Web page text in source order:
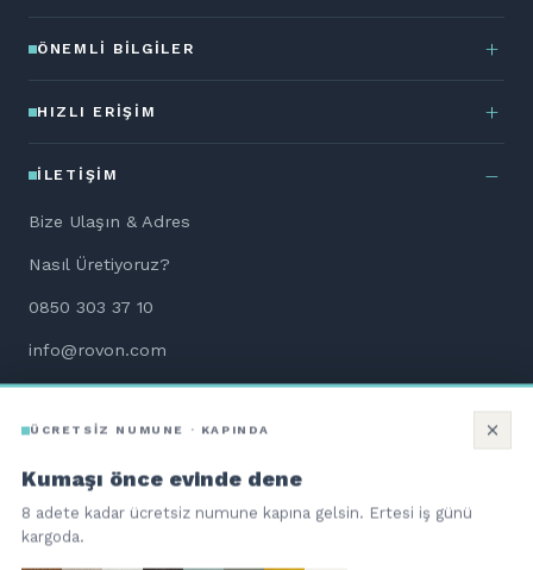
ÜCRETSİZ NUMUNE · KAPINDA
Kumaşı önce evinde dene
8 adete kadar ücretsiz numune kapına gelsin. Ertesi iş günü
kargoda.
ÖNEMLI BILGILER
HIZLI ERIŞIM
İLETIŞIM
Bize Ulaşın & Adres
Nasıl Üretiyoruz?
0850 303 37 10
info@rovon.com
WhatsApp Destek
Aletsiz Kurulum Dökümanları